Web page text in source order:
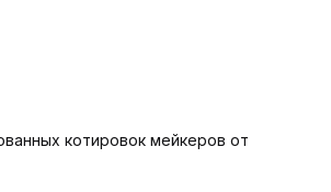
котировок мейкеров от